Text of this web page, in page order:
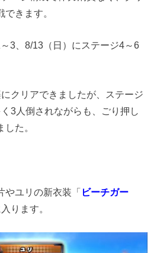
きます。
3、8/13（日）にステージ4～6
クリアできましたが、ステージ
3人倒されながらも、ごり押し
た。
やユリの新衣装「 ビーチガー
ります。